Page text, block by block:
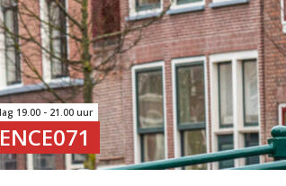
19.00 - 21.00 uur